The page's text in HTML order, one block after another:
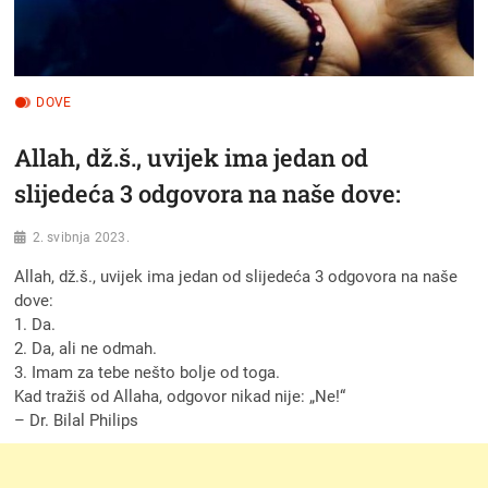
DOVE
Allah, dž.š., uvijek ima jedan od
slijedeća 3 odgovora na naše dove:
2. svibnja 2023.
Allah, dž.š., uvijek ima jedan od slijedeća 3 odgovora na naše
dove:
1. Da.
2. Da, ali ne odmah.
3. Imam za tebe nešto bolje od toga.
Kad tražiš od Allaha, odgovor nikad nije: „Ne!“
– Dr. Bilal Philips